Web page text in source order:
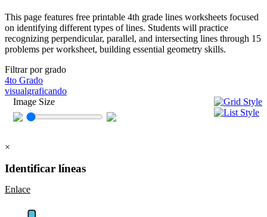
This page features free printable 4th grade lines worksheets focused
on identifying different types of lines. Students will practice
recognizing perpendicular, parallel, and intersecting lines through 15
problems per worksheet, building essential geometry skills.
Filtrar por grado
4to Grado
visualgraficando
Image Size
×
Identificar líneas
Enlace